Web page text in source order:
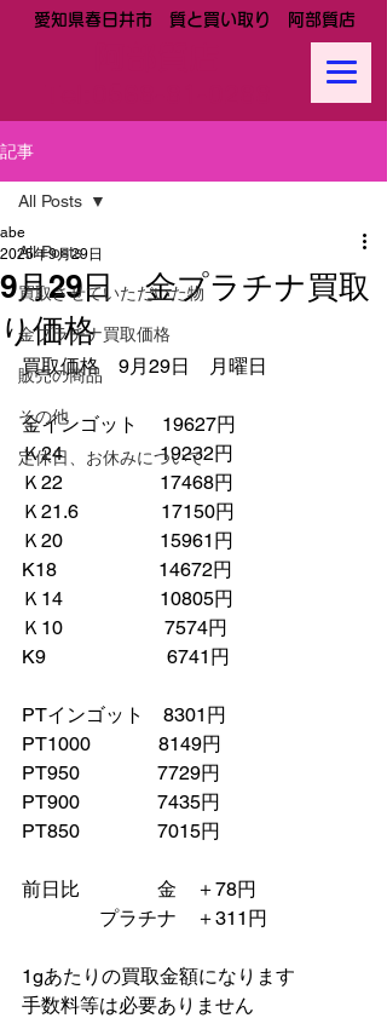
愛知県春日井市 質と買い取り 阿部質店
記事
All Posts
買取させていただいた物
金プラチナ買取価格
販売の商品
その他
定休日、お休みについて
All Posts
9月29日 金プラチナ買取
り価格
abe
2025年9月29日
買取価格　9月29日　月曜日
金インゴット　 19627円
Ｋ24　　　　　19232円
Ｋ22　　　　　17468円
Ｋ21.6　　　　 17150円
Ｋ20　　　　　15961円
K18　　　　　 14672円
Ｋ14　　　　　10805円
Ｋ10　　　　　 7574円
K9　　　　　　 6741円
PTインゴット　8301円
PT1000　　　  8149円
PT950　　　　7729円
PT900　　　　7435円
PT850　　　　7015円
前日比　　　　金　＋78円
プラチナ　＋311円
1gあたりの買取金額になります
手数料等は必要ありません